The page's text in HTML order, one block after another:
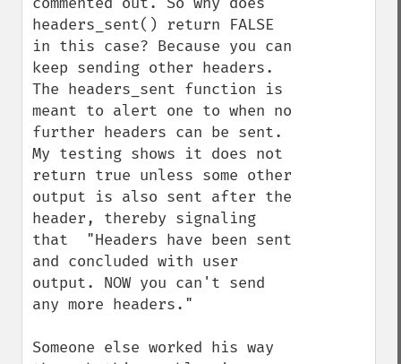
headers_sent() return FALSE
in this case? Because you can
keep sending other headers.
The headers_sent function is
meant to alert one to when no
further headers can be sent.
My testing shows it does not
return true unless some other
output is also sent after the
header, thereby signaling
that  "Headers have been sent
and concluded with user
output. NOW you can't send
any more headers."
Someone else worked his way